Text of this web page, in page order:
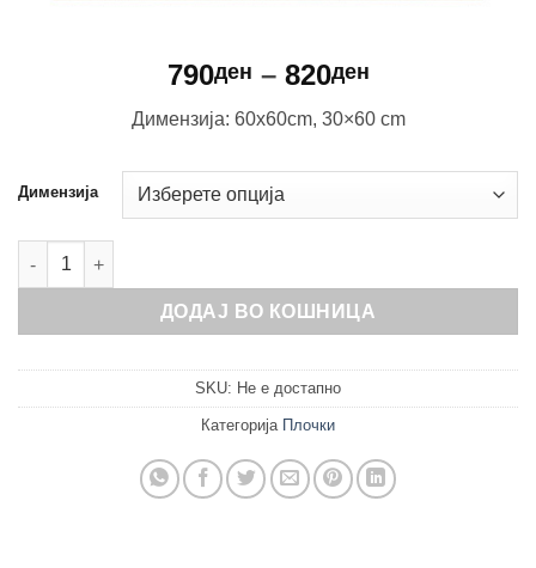
790ден – 820денPrice
790ден
Димензија: 60x60cm, 30×60 cm
Димензија
Stonehenge Beige количина
ДОДАЈ ВО КОШНИЦА
SKU: Не е достапно
Категорија Плочки